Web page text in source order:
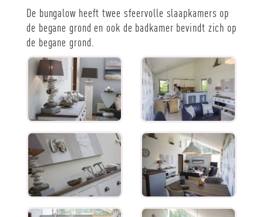
De bungalow heeft twee sfeervolle slaapkamers op
de begane grond en ook de badkamer bevindt zich op
de begane grond.